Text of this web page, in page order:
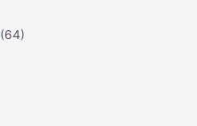
(64)